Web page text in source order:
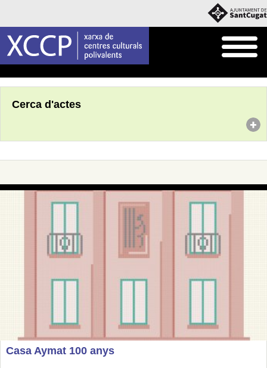
Cerca d'actes
Casa Aymat 100 anys